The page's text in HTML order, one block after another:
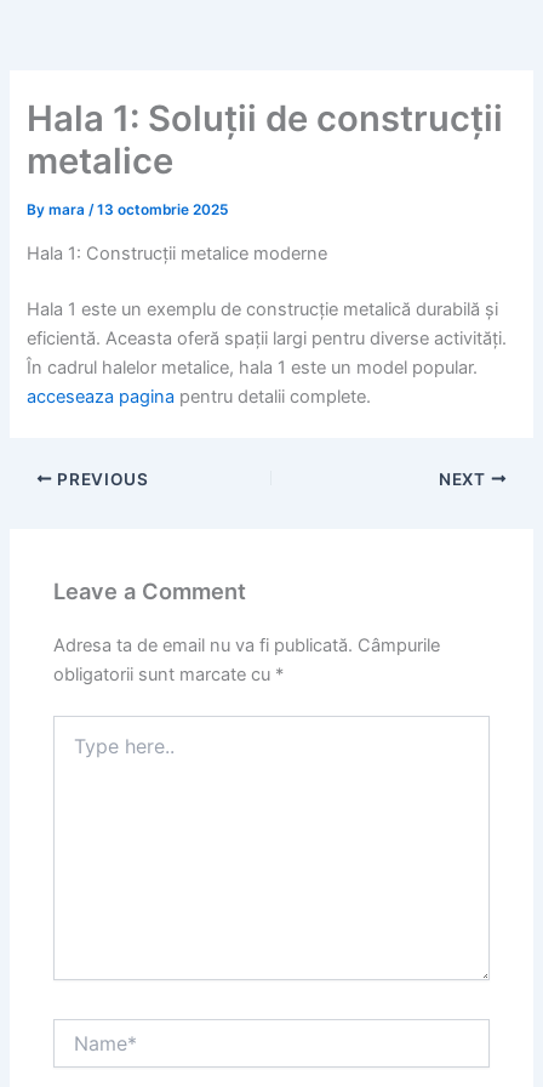
Hala 1: Soluții de construcții
metalice
Bymara/13 octombrie 2025
Hala 1: Construcții metalice moderne
Hala 1 este un exemplu de construcție metalică durabilă și
eficientă. Aceasta oferă spații largi pentru diverse activități.
În cadrul halelor metalice, hala 1 este un model popular.
acceseaza pagina pentru detalii complete.
PREVIOUS NEXT
Leave a Comment
Adresa ta de email nu va fi publicată. Câmpurile
obligatorii sunt marcate cu *
here..